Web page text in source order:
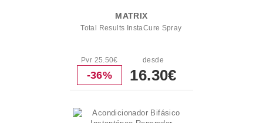
MATRIX
Total Results InstaCure Spray
Pvr 25.50€
-36%
desde
16.30€